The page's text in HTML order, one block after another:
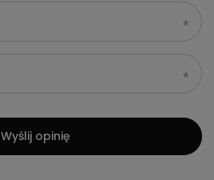
Wyślij opinię